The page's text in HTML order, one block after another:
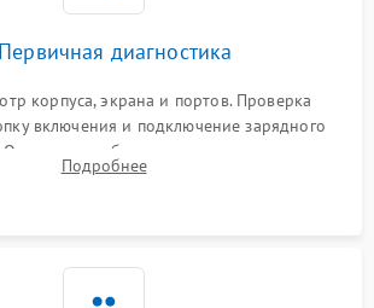
диагностика
корпуса, экрана и портов. Проверка
включения и подключение зарядного
Оценка потребления тока с помощью
питания для локализации проблемы.
Подробнее